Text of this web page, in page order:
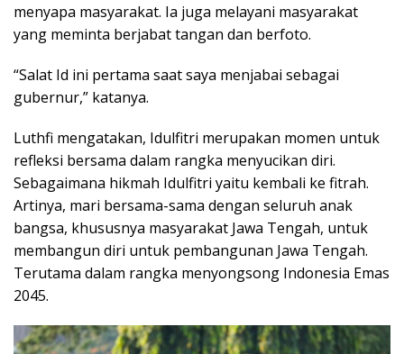
menyapa masyarakat. Ia juga melayani masyarakat
yang meminta berjabat tangan dan berfoto.
“Salat Id ini pertama saat saya menjabai sebagai
gubernur,” katanya.
Luthfi mengatakan, Idulfitri merupakan momen untuk
refleksi bersama dalam rangka menyucikan diri.
Sebagaimana hikmah Idulfitri yaitu kembali ke fitrah.
Artinya, mari bersama-sama dengan seluruh anak
bangsa, khususnya masyarakat Jawa Tengah, untuk
membangun diri untuk pembangunan Jawa Tengah.
Terutama dalam rangka menyongsong Indonesia Emas
2045.